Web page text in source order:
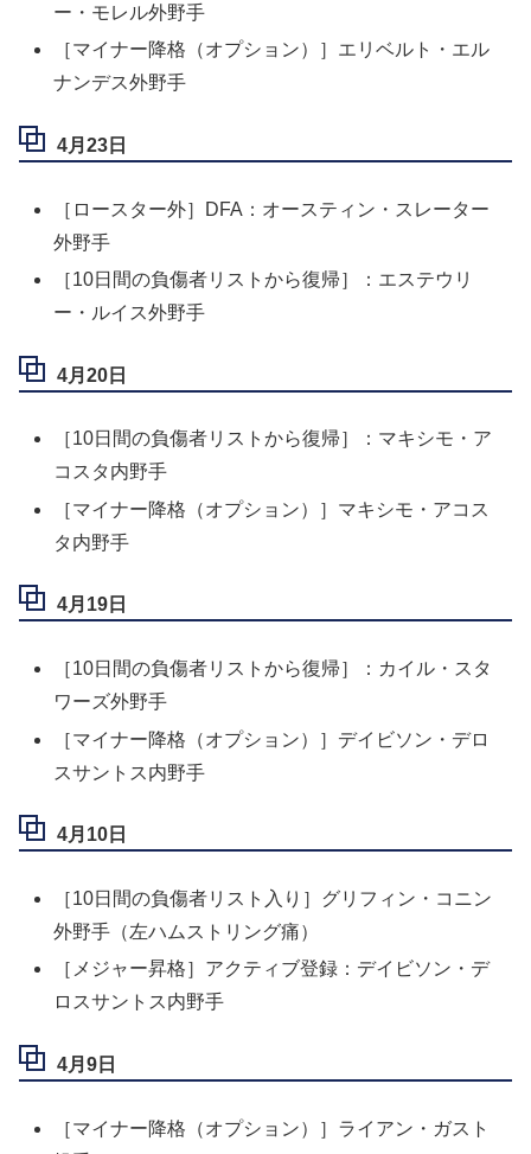
ー・モレル外野手
［マイナー降格（オプション）］エリベルト・エル
ナンデス外野手
4月23日
［ロースター外］DFA：オースティン・スレーター
外野手
［10日間の負傷者リストから復帰］：エステウリ
ー・ルイス外野手
4月20日
［10日間の負傷者リストから復帰］：マキシモ・ア
コスタ内野手
［マイナー降格（オプション）］マキシモ・アコス
タ内野手
4月19日
［10日間の負傷者リストから復帰］：カイル・スタ
ワーズ外野手
［マイナー降格（オプション）］デイビソン・デロ
スサントス内野手
4月10日
［10日間の負傷者リスト入り］グリフィン・コニン
外野手（左ハムストリング痛）
［メジャー昇格］アクティブ登録：デイビソン・デ
ロスサントス内野手
4月9日
［マイナー降格（オプション）］ライアン・ガスト